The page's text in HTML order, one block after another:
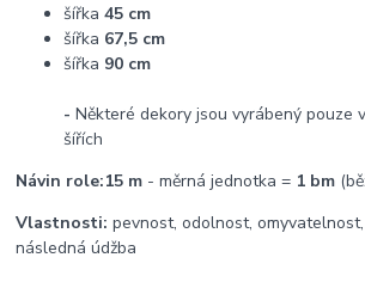
šířka45 cm
šířka 67,5 cm
šířka 90 cm
-Některé dekory jsou vyrábený pouze
šířích
Návin role:15 m - měrná jednotka = 1 bm
Vlastnosti: pevnost, odolnost,
následná údžba